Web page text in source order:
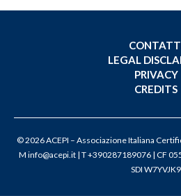
LEGAL
PRIVACY
CREDITS
© 2026 ACEPI – Associazione Italiana
M info@acepi.it| T +390287189076 | CF
SDI W7YVJK9